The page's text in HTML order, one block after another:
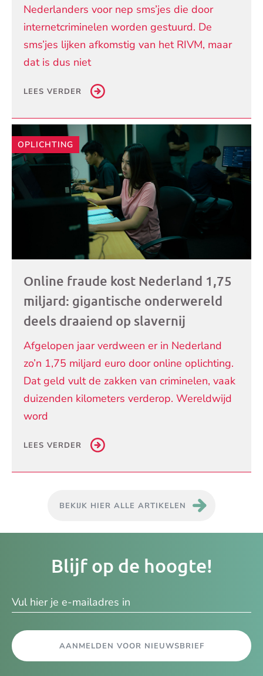
Nederlanders voor nep sms’jes die door
internetcriminelen worden gestuurd. De
sms’jes lijken afkomstig van het RIVM, maar
dat is dus niet
LEES VERDER
OPLICHTING
Online fraude kost Nederland 1,75
miljard: gigantische onderwereld
deels draaiend op slavernij
Afgelopen jaar verdween er in Nederland
zo’n 1,75 miljard euro door online oplichting.
Dat geld vult de zakken van criminelen, vaak
duizenden kilometers verderop. Wereldwijd
word
LEES VERDER
BEKIJK HIER ALLE ARTIKELEN
Blijf op de hoogte!
AANMELDEN VOOR NIEUWSBRIEF